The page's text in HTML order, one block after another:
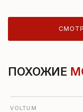
ПОХОЖИЕ
VOLTUM